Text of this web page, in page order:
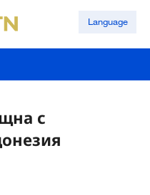
Language
с